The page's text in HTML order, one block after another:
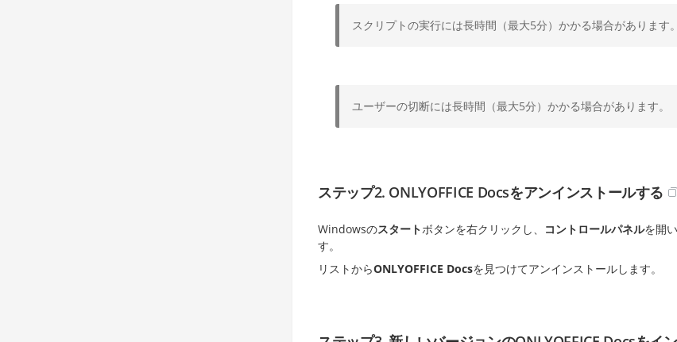
スクリプトの実行には長時間（最大5分）かかる場合があります。
ユーザーの切断には長時間（最大5分）かかる場合があります。
ステップ2. ONLYOFFICE Docsをアンインストールする
Windowsのスタートボタンを右クリックし、 コントロールパネルを開
す。
リストからONLYOFFICE Docsを見つけてアンインストールします。